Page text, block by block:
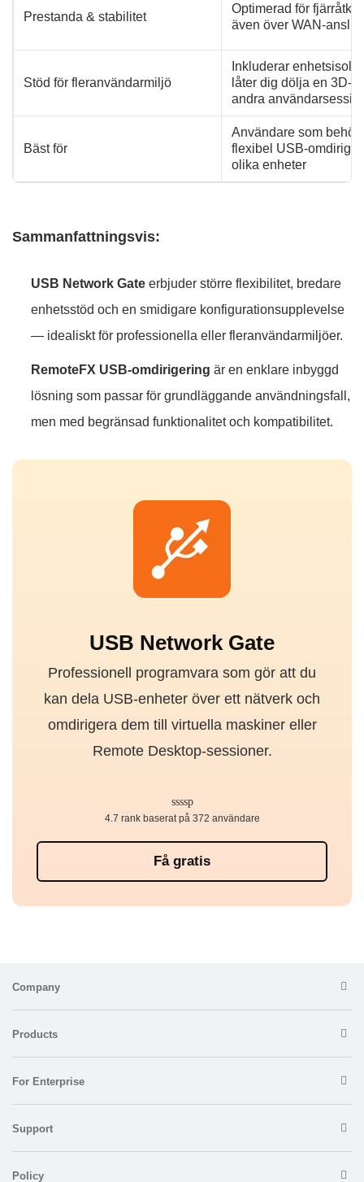
Prestanda & stabilitet
Optimerad för
även över WAN-
Stöd för fleranvändarmiljö
Inkluderar
låter dig dölja en 3D-
andra
Bäst för
Användare som
flexibel USB-
olika enheter
Sammanfattningsvis:
USB Network Gate erbjuder större flexibilitet, bredare
enhetsstöd och en smidigare konfigurationsupplevelse
— idealiskt för professionella eller fleranvändarmiljöer.
RemoteFX USB-omdirigering är en enklare inbyggd
lösning som passar för grundläggande användningsfall,
men med begränsad funktionalitet och kompatibilitet.
USB Network Gate
Professionell programvara som gör att du
kan dela USB-enheter över ett nätverk och
omdirigera dem till virtuella maskiner eller
Remote Desktop-sessioner.
Få gratis
4.7 rank baserat på 372 användare
Company
Products
For Enterprise
Support
Policy